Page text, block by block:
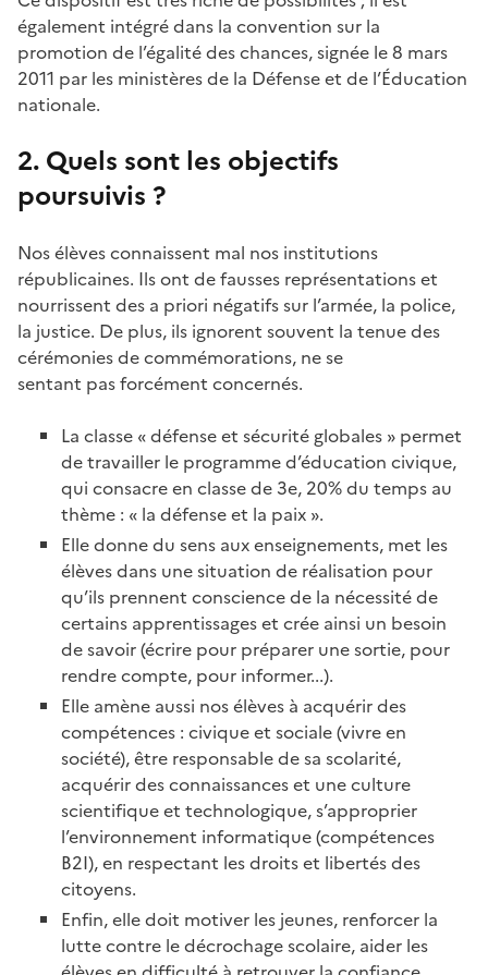
également intégré dans la convention sur la
promotion de l’égalité des chances, signée le 8 mars
2011 par les ministères de la Défense et de l’Éducation
nationale.
2. Quels sont les objectifs
poursuivis ?
Nos élèves connaissent mal nos institutions
républicaines. Ils ont de fausses représentations et
nourrissent des a priori négatifs sur l’armée, la police,
la justice. De plus, ils ignorent souvent la tenue des
cérémonies de commémorations, ne se
sentant pas forcément concernés.
La classe « défense et sécurité globales » permet
de travailler le programme d’éducation civique,
qui consacre en classe de 3e, 20% du temps au
thème : « la défense et la paix ».
Elle donne du sens aux enseignements, met les
élèves dans une situation de réalisation pour
qu’ils prennent conscience de la nécessité de
certains apprentissages et crée ainsi un besoin
de savoir (écrire pour préparer une sortie, pour
rendre compte, pour informer...).
Elle amène aussi nos élèves à acquérir des
compétences : civique et sociale (vivre en
société), être responsable de sa scolarité,
acquérir des connaissances et une culture
scientifique et technologique, s’approprier
l’environnement informatique (compétences
B2I), en respectant les droits et libertés des
citoyens.
Enfin, elle doit motiver les jeunes, renforcer la
lutte contre le décrochage scolaire, aider les